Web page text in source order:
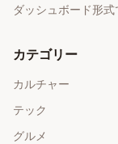
ダッシュボード形式
カテゴリー
カルチャー
テック
グルメ